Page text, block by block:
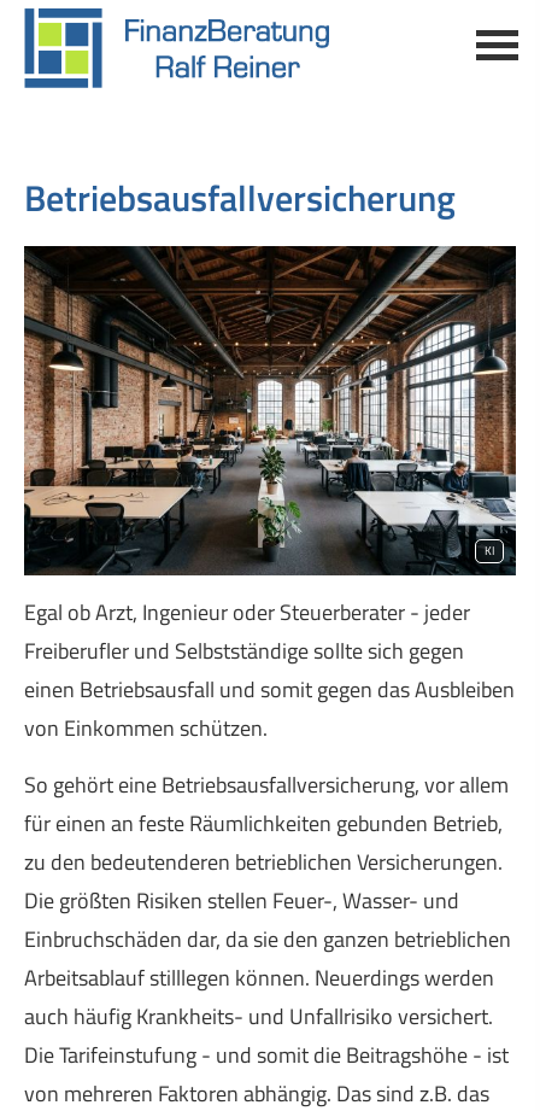
Betriebsausfallversicherung
KI
Egal ob Arzt, Ingenieur oder Steuerberater - jeder
Freiberufler und Selbstständige sollte sich gegen
einen Betriebsausfall und somit gegen das Ausbleiben
von Einkommen schützen.
So gehört eine Betriebsausfallversicherung, vor allem
für einen an feste Räumlichkeiten gebunden Betrieb,
zu den bedeutenderen betrieblichen Versicherungen.
Die größten Risiken stellen Feuer-, Wasser- und
Einbruchschäden dar, da sie den ganzen betrieblichen
Arbeitsablauf stilllegen können. Neuerdings werden
auch häufig Krankheits- und Unfallrisiko versichert.
Die Tarifeinstufung - und somit die Beitragshöhe - ist
von mehreren Faktoren abhängig. Das sind z.B. das